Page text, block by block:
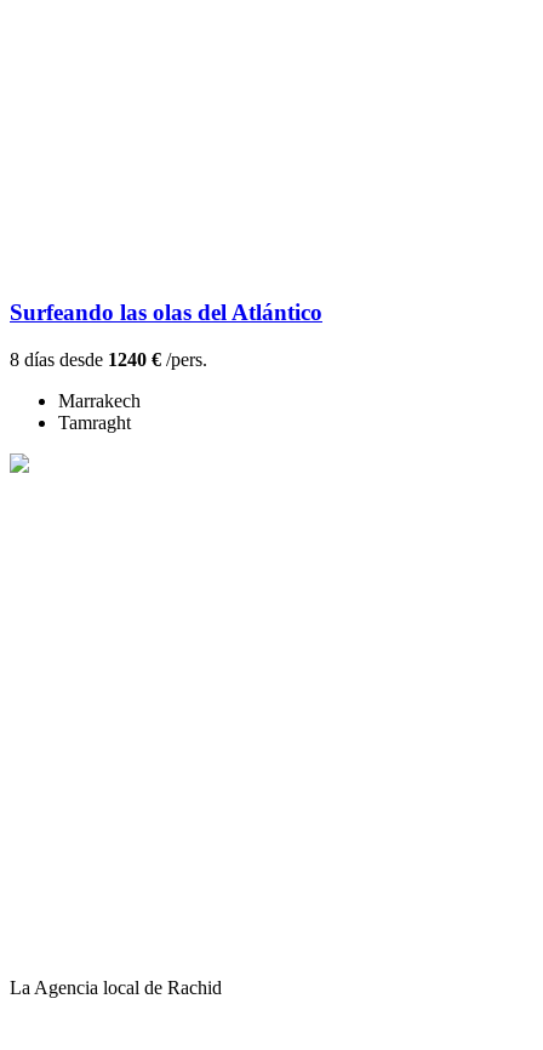
Surfeando las olas del Atlántico
8 días desde 1240 € /pers.
Marrakech
Tamraght
La Agencia local de Rachid